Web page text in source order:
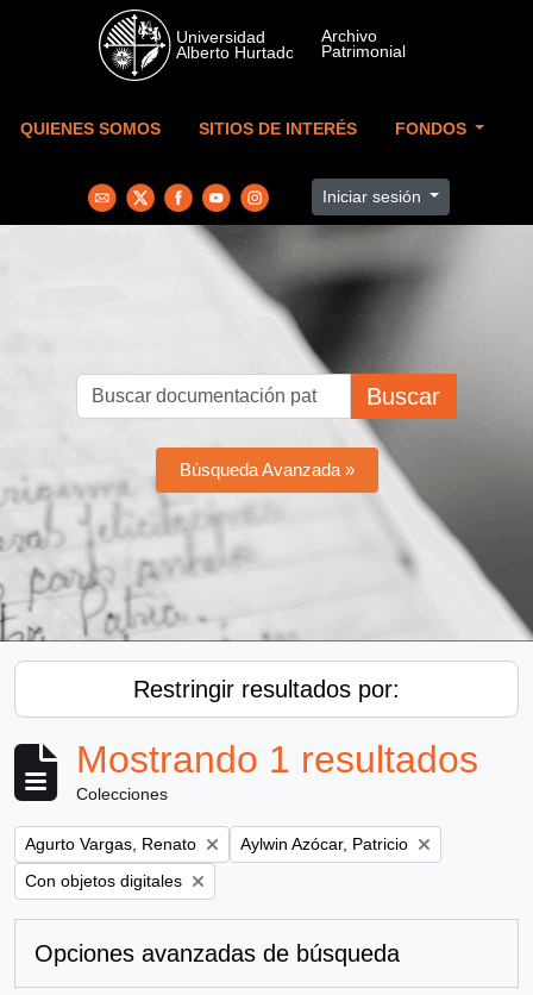
Skip to main content
QUIENES SOMOS SITIOS DE INTERÉS FONDOS
Iniciar sesión
Buscar
Búsqueda Avanzada »
Restringir resultados por:
Mostrando 1 resultados
Colecciones
Remove filter:
Agurto Vargas, Renato Remove filter:
Aylwin Azócar, Patricio
Remove filter:
Con objetos digitales
Opciones avanzadas de búsqueda